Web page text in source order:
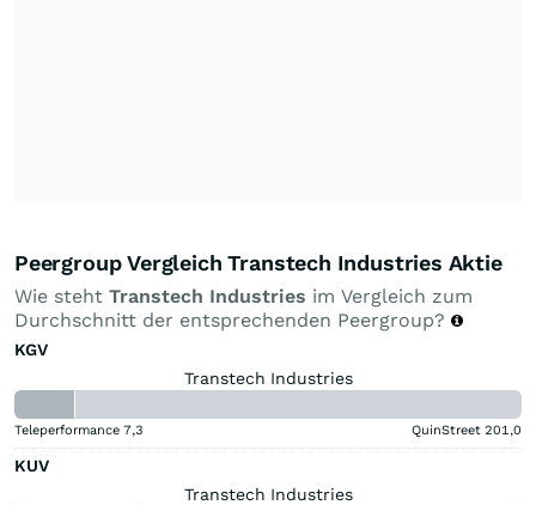
Peergroup Vergleich Transtech Industries Aktie
Wie steht Transtech Industries im Vergleich zum
Durchschnitt der entsprechenden Peergroup?
KGV
Transtech Industries
Teleperformance 7,3 QuinStreet 201,0
KUV
Transtech Industries